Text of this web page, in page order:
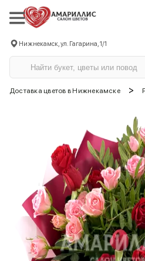
Нижнекамск, ул. Гагарина, 1/1
Доставка цветов в Нижнекамске >